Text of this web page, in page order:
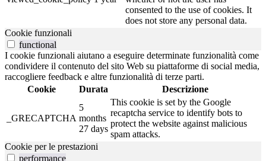
consented to the use of cookies. It
does not store any personal data.
Cookie funzionali
functional
I cookie funzionali aiutano a eseguire determinate funzionalità come
condividere il contenuto del sito Web su piattaforme di social media,
raccogliere feedback e altre funzionalità di terze parti.
Cookie
Durata Descrizione
_GRECAPTCHA
5
months
27 days
This cookie is set by the Google
recaptcha service to identify bots to
protect the website against malicious
spam attacks.
Cookie per le prestazioni
performance